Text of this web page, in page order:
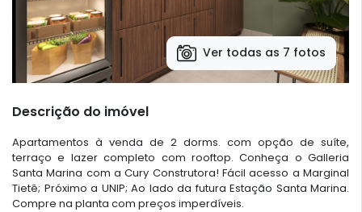
Ver todas as 7 fotos
Descrição do imóvel
Apartamentos à venda de 2 dorms. com opção de suíte,
terraço e lazer completo com rooftop. Conheça o Galleria
Santa Marina com a Cury Construtora! Fácil acesso a Marginal
Tietê; Próximo a UNIP; Ao lado da futura Estação Santa Marina.
Compre na planta com preços imperdíveis.